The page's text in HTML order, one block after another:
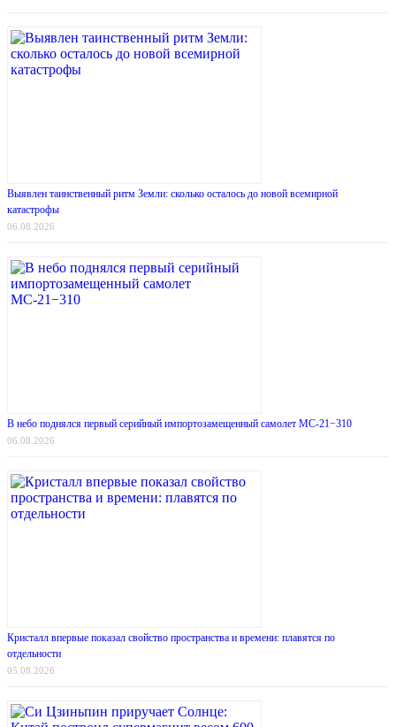
Выявлен таинственный ритм Земли: сколько осталось до новой всемирной
катастрофы
06.08.2026
В небо поднялся первый серийный импортозамещенный самолет МС-21−310
06.08.2026
Кристалл впервые показал свойство пространства и времени: плавятся по
отдельности
05.08.2026